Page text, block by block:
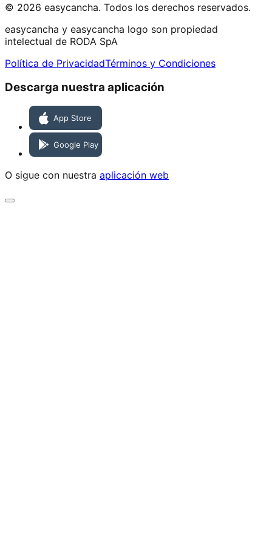
© 2026 easycancha. Todos los derechos reservados.
easycancha y easycancha logo son propiedad
intelectual de RODA SpA
Política de PrivacidadTérminos y Condiciones
Descarga nuestra aplicación
O sigue con nuestra aplicación web